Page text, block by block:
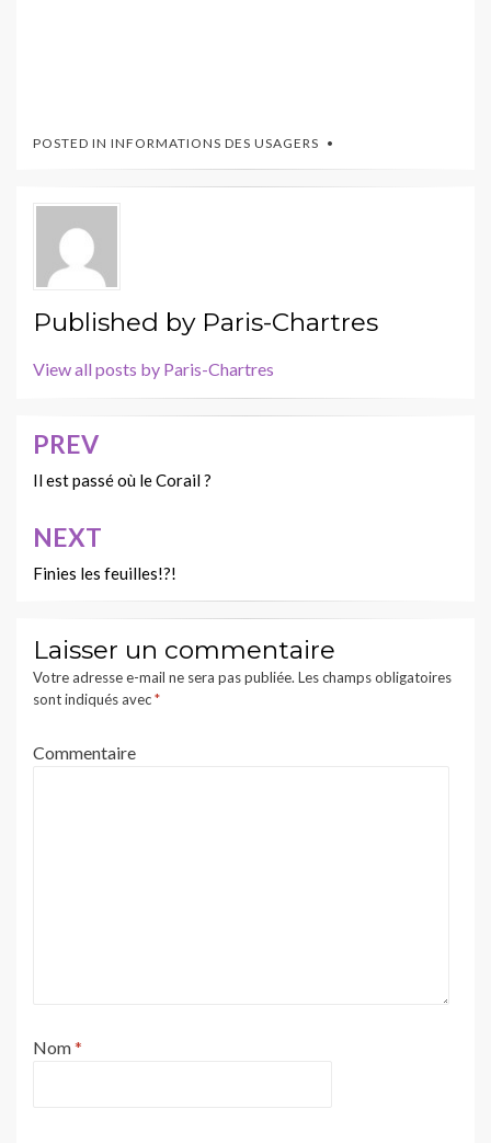
POSTED IN INFORMATIONS DES USAGERS
Published by Paris-Chartres
View all posts by Paris-Chartres
Navigation
de
l’article
PREV
Il est passé où le Corail ?
NEXT
Finies les feuilles!?!
Laisser un commentaire
Votre adresse e-mail ne sera pas publiée. Les champs obligatoires
sont indiqués avec*
Commentaire
Nom*